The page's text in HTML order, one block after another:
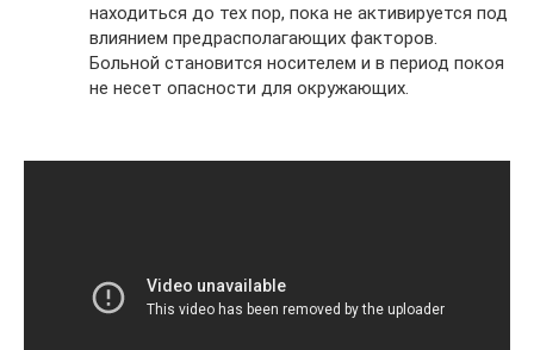
находиться до тех пор, пока не активируется под
влиянием предрасполагающих факторов.
Больной становится носителем и в период покоя
не несет опасности для окружающих.